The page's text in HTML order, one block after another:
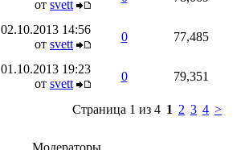
от svett
02.10.2013 14:56
от svett
0 77,485
01.10.2013 19:23
от svett
0 79,351
Страница 1 из 4 1 2 3 4 >
Модераторы